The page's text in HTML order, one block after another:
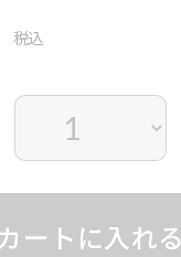
税込
カートに入れる